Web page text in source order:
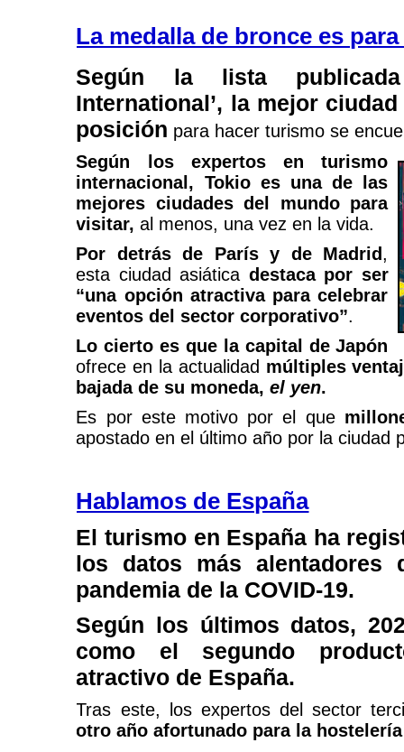
La medalla de bronce es
Según la lista
International’, la mejor
posición para hacer turismo se
Según los expertos en turismo
internacional, Tokio es una de las
mejores ciudades del mundo para
visitar, al menos, una vez en la vida.
Por detrás de París y de Madrid,
esta ciudad asiática destaca por ser
“una opción atractiva para celebrar
eventos del sector corporativo”.
Lo cierto es que la capital de Japón
ofrece en la actualidad múltiples
bajada de su moneda,el yen.
Es por este motivo por el que
apostado en el último año por la ciudad
Hablamos de España
El turismo en España ha
los datos más alentadores
pandemia de la COVID-19.
Según los últimos datos,
como el segundo
atractivo de España.
Tras este, los expertos del sector
otro año afortunado para la